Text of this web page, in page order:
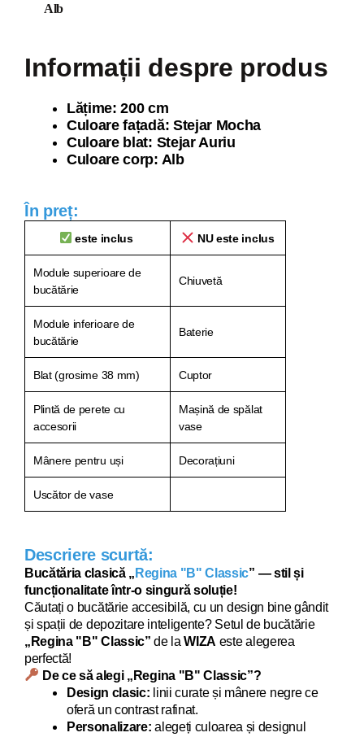
Alb
Informații despre produs
Lățime: 200 cm
Culoare fațadă: Stejar Mocha
Culoare blat: Stejar Auriu
Culoare corp: Alb
În preț:
este inclus NU este inclus
Module superioare de
bucătărie
Chiuvetă
Module inferioare de
bucătărie
Baterie
Blat (grosime 38 mm) Cuptor
Plintă de perete cu
accesorii
Mașină de spălat
vase
Mânere pentru uși Decorațiuni
Uscător de vase
Descriere scurtă:
Bucătăria clasică „ Regina "B" Classic” — stil și
funcționalitate într-o singură soluție!
Căutați o bucătărie accesibilă, cu un design bine gândit
și spații de depozitare inteligente? Setul de bucătărie
„ Regina "B" Classic” de laWIZA este alegerea
perfectă!
De ce să alegi „ Regina "B" Classic”?
Design clasic: linii curate și mânere negre ce
oferă un contrast rafinat.
Personalizare: alegeți culoarea și designul